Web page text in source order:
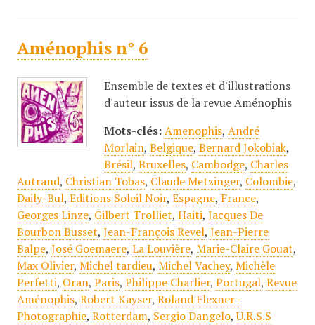
Aménophis n° 6
Ensemble de textes et d'illustrations
d'auteur issus de la revue Aménophis
Mots-clés: Amenophis, André
Morlain, Belgique, Bernard Jokobiak,
Brésil, Bruxelles, Cambodge, Charles
Autrand, Christian Tobas, Claude Metzinger, Colombie,
Daily-Bul, Editions Soleil Noir, Espagne, France,
Georges Linze, Gilbert Trolliet, Haiti, Jacques De
Bourbon Busset, Jean-François Revel, Jean-Pierre
Balpe, José Goemaere, La Louvière, Marie-Claire Gouat,
Max Olivier, Michel tardieu, Michel Vachey, Michèle
Perfetti, Oran, Paris, Philippe Charlier, Portugal, Revue
Aménophis, Robert Kayser, Roland Flexner -
Photographie, Rotterdam, Sergio Dangelo,U.R.S.S